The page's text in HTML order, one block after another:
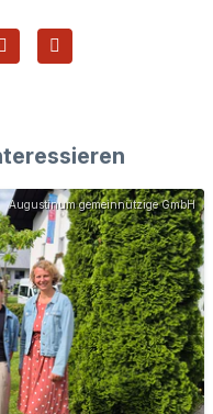
Augustinum gemeinnützige GmbH